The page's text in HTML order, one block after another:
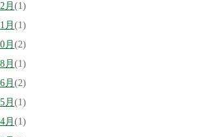
月 (1)
月 (1)
月 (2)
月 (1)
月 (2)
月 (1)
月 (1)